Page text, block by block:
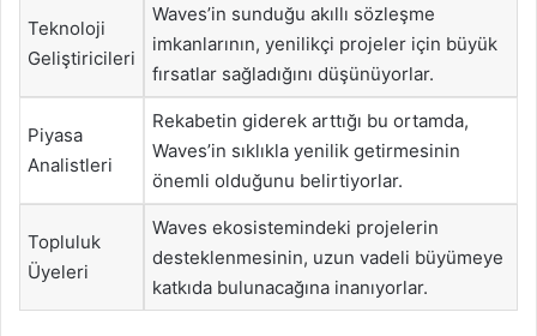
Teknoloji
Geliştiricileri
Waves’in sunduğu akıllı sözleşme
imkanlarının, yenilikçi projeler için büyük
fırsatlar sağladığını düşünüyorlar.
Piyasa
Analistleri
Rekabetin giderek arttığı bu ortamda,
Waves’in sıklıkla yenilik getirmesinin
önemli olduğunu belirtiyorlar.
Topluluk
Üyeleri
Waves ekosistemindeki projelerin
desteklenmesinin, uzun vadeli büyümeye
katkıda bulunacağına inanıyorlar.